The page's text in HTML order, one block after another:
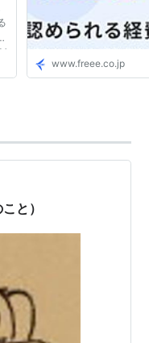
www.freee.co.jp
と）